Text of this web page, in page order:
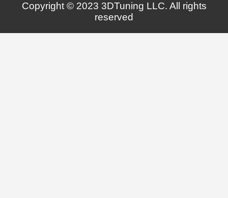
Copyright © 2023 3DTuning LLC. All rights
reserved